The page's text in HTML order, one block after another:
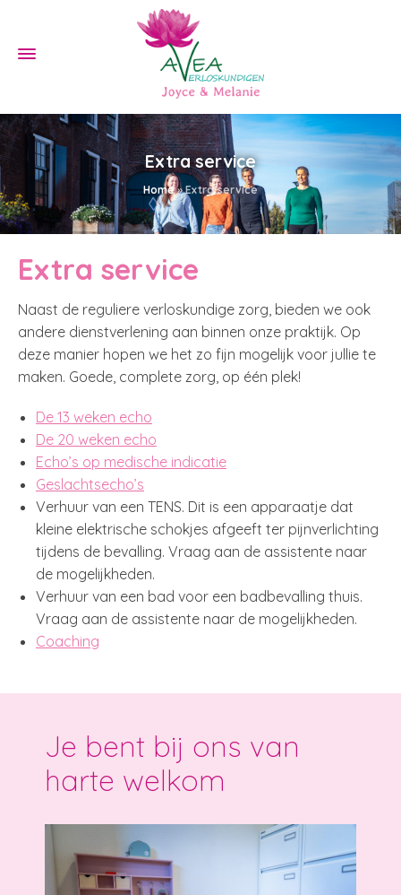
Extra service
Home»Extra service
Extra service
Naast de reguliere verloskundige zorg, bieden we ook
andere dienstverlening aan binnen onze praktijk. Op
deze manier hopen we het zo fijn mogelijk voor jullie te
maken. Goede, complete zorg, op één plek!
De 13 weken echo
De 20 weken echo
Echo’s op medische indicatie
Geslachtsecho’s
Verhuur van een TENS. Dit is een apparaatje dat
kleine elektrische schokjes afgeeft ter pijnverlichting
tijdens de bevalling. Vraag aan de assistente naar
de mogelijkheden.
Verhuur van een bad voor een badbevalling thuis.
Vraag aan de assistente naar de mogelijkheden.
Coaching
Je bent bij ons van
harte welkom